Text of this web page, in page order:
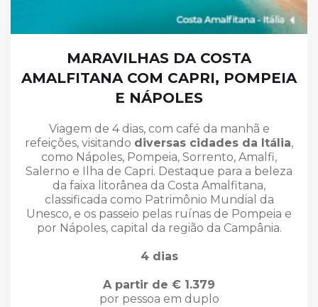
MARAVILHAS DA COSTA
AMALFITANA COM CAPRI, POMPEIA
E NÁPOLES
Viagem de 4 dias, com café da manhã e
refeições, visitando diversas cidades da Itália,
como Nápoles, Pompeia, Sorrento, Amalfi,
Salerno e Ilha de Capri. Destaque para a beleza
da faixa litorânea da Costa Amalfitana,
classificada como Patrimônio Mundial da
Unesco, e os passeio pelas ruínas de Pompeia e
por Nápoles, capital da região da Campânia.
4 dias
A partir de € 1.379
por pessoa em duplo